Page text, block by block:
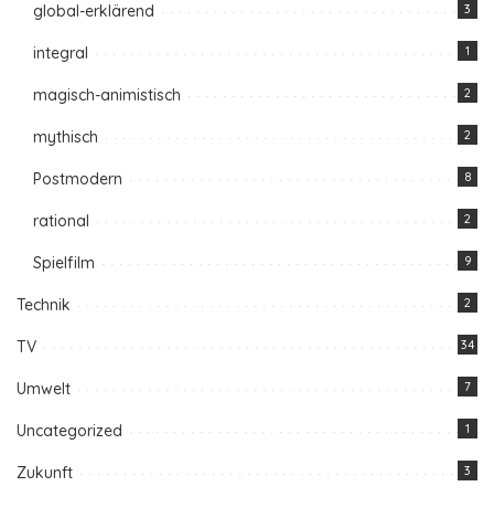
global-erklärend 3
integral 1
magisch-animistisch 2
mythisch 2
Postmodern 8
rational 2
Spielfilm 9
Technik 2
TV 34
Umwelt 7
Uncategorized 1
Zukunft 3